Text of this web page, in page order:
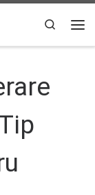
Search